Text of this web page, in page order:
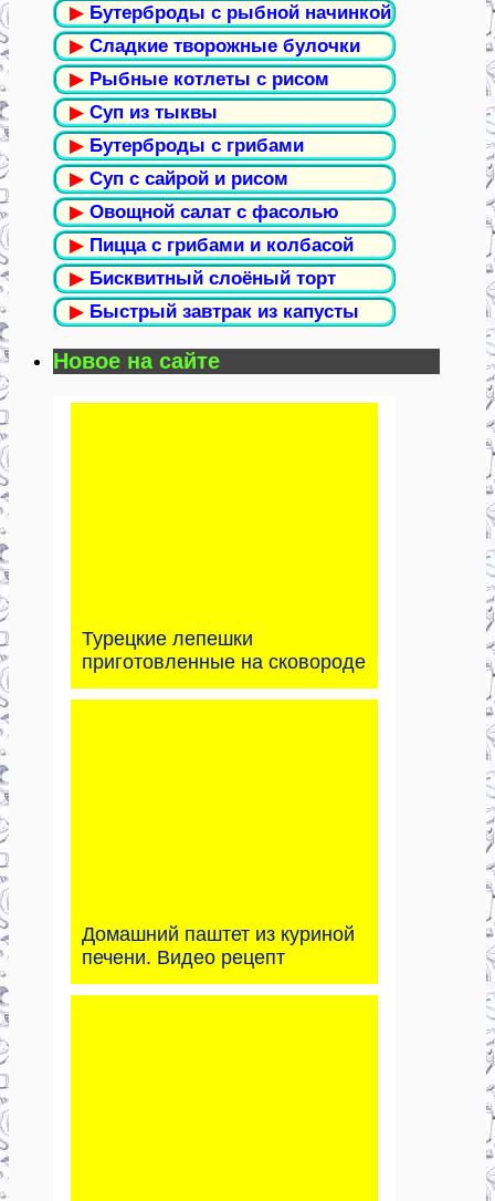
▶ Бутерброды с рыбной начинкой
▶ Сладкие творожные булочки
▶ Рыбные котлеты с рисом
▶ Суп из тыквы
▶ Бутерброды с грибами
▶ Суп с сайрой и рисом
▶ Овощной салат с фасолью
▶ Пицца с грибами и колбасой
▶ Бисквитный слоёный торт
▶ Быстрый завтрак из капусты
Новое на сайте
Турецкие лепешки
приготовленные на сковороде
Домашний паштет из куриной
печени. Видео рецепт